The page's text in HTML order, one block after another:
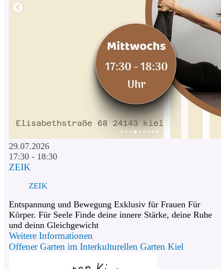
29.07.2026
17:30 - 18:30
ZEIK
ZEIK
Entspannung und Bewegung Exklusiv für Frauen Für
Körper. Für Seele Finde deine innere Stärke, deine Ruhe
und deinn Gleichgewicht
Weitere Informationen
Offener Garten im Interkulturellen Garten Kiel